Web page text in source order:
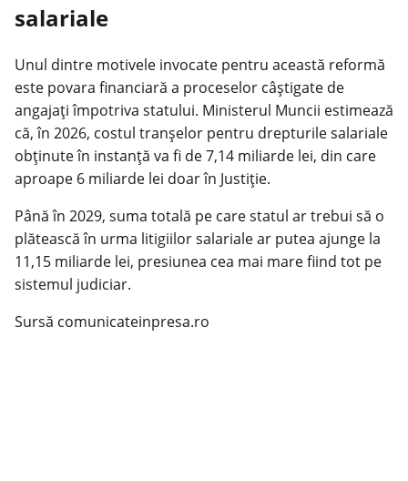
salariale
Unul dintre motivele invocate pentru această reformă
este povara financiară a proceselor câștigate de
angajați împotriva statului. Ministerul Muncii estimează
că, în 2026, costul tranșelor pentru drepturile salariale
obținute în instanță va fi de 7,14 miliarde lei, din care
aproape 6 miliarde lei doar în Justiție.
Până în 2029, suma totală pe care statul ar trebui să o
plătească în urma litigiilor salariale ar putea ajunge la
11,15 miliarde lei, presiunea cea mai mare fiind tot pe
sistemul judiciar.
Sursă comunicateinpresa.ro